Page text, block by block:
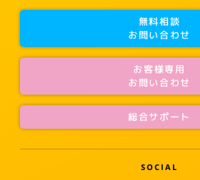
無料相談
お問い合わせ
お客様専用
お問い合わせ
総合サポート